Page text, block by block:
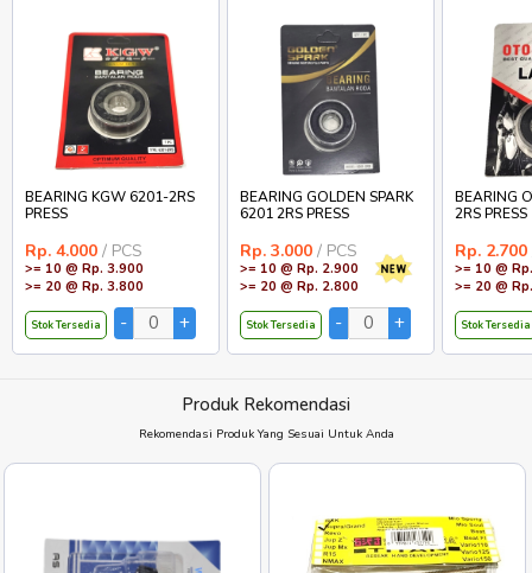
BEARING KGW 6201-2RS
PRESS
Rp. 4.000 / PCS
>= 10 @ Rp. 3.900
>= 20 @ Rp. 3.800
Stok Tersedia
BEARING GOLDEN SPARK
6201 2RS PRESS
Rp. 3.000 / PCS
>= 10 @ Rp. 2.900
>= 20 @ Rp. 2.800
Stok Tersedia
BEARING
2RS PRESS
Rp. 2.700
>= 10 @
>= 20 @
Stok Tersedia
Produk Rekomendasi
Rekomendasi Produk Yang Sesuai Untuk Anda